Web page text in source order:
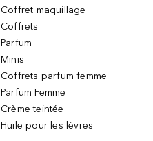
Coffret maquillage
Coffrets
Parfum
Minis
Coffrets parfum femme
Parfum Femme
Crème teintée
Huile pour les lèvres